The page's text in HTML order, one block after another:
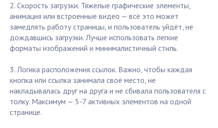
2. Скорость загрузки. Тяжелые графические элементы,
анимация или встроенные видео — всё это может
замедлять работу страницы, и пользователь уйдёт, не
дождавшись загрузки. Лучше использовать легкие
форматы изображений и минималистичный стиль.
3. Логика расположения ссылок. Важно, чтобы каждая
кнопка или ссылка занимала своё место, не
накладывалась друг на друга и не сбивала пользователя с
толку. Максимум — 5-7 активных элементов на одной
странице.